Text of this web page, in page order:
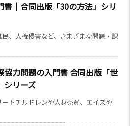
書｜合同出版「30の方法」シリ
、人権侵害など、さまざまな問題・課
協力問題の入門書 合同出版「世
シリーズ
トチルドレンや人身売買、エイズや